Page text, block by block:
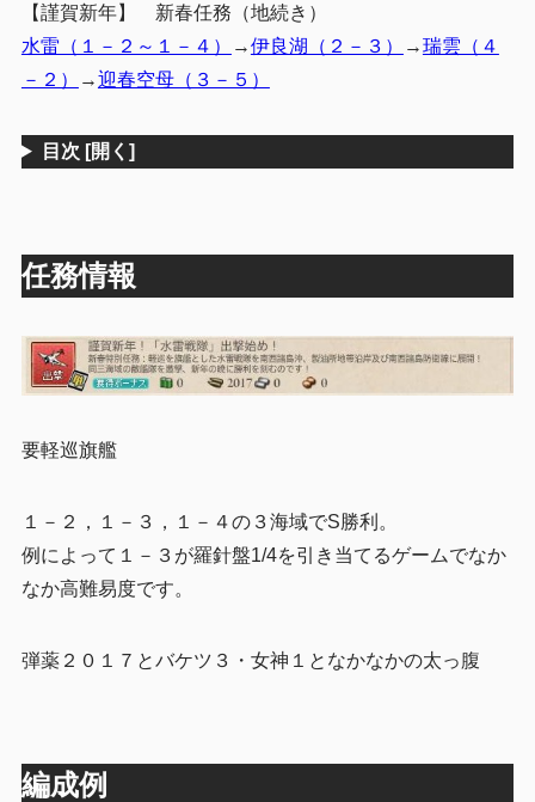
【謹賀新年】 新春任務（地続き）
水雷（１－２～１－４）
→伊良湖（２－３） →瑞雲（４
－２）
→迎春空母（３－５）
目次 [開く]
任務情報
要軽巡旗艦
１－２，１－３，１－４の３海域でS勝利。
例によって１－３が羅針盤1/4を引き当てるゲームでなか
なか高難易度です。
弾薬２０１７とバケツ３・女神１となかなかの太っ腹
編成例